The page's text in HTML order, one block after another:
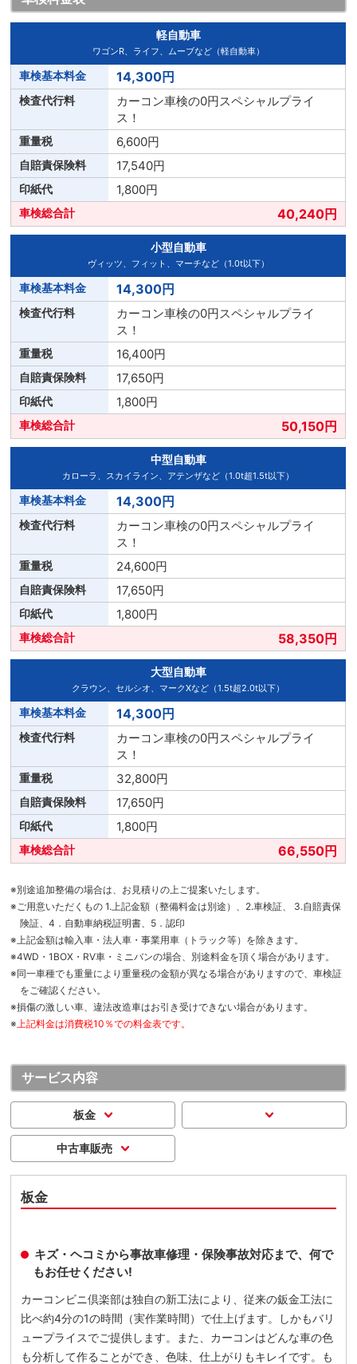
軽自動車
ワゴンR、ライフ、ムーブなど（軽自動車）
14,300円
カーコン車検の0円スペシャルプライ
ス！
6,600円
17,540円
1,800円
40,240円
小型自動車
ヴィッツ、フィット、マーチなど（1.0t以下）
14,300円
カーコン車検の0円スペシャルプライ
ス！
16,400円
17,650円
1,800円
50,150円
中型自動車
カローラ、スカイライン、アテンザなど（1.0t超1.5t以下）
14,300円
カーコン車検の0円スペシャルプライ
ス！
24,600円
17,650円
1,800円
58,350円
大型自動車
クラウン、セルシオ、マークXなど（1.5t超2.0t以下）
14,300円
カーコン車検の0円スペシャルプライ
ス！
32,800円
17,650円
1,800円
66,550円
※別途追加整備の場合は、お見積りの上ご提案いたします。
※ご用意いただくもの 1.上記金額（整備料金は別途）、2.車検証、 3.自賠責保
険証、4．自動車納税証明書、5．認印
※上記金額は輸入車・法人車・事業用車（トラック等）を除きます。
※4WD・1BOX・RV車・ミニバンの場合、別途料金を頂く場合があります。
※同一車種でも重量により重量税の金額が異なる場合がありますので、車検証
をご確認ください。
※損傷の激しい車、違法改造車はお引き受けできない場合があります。
※ 上記料金は消費税10％での料金表です。
サービス内容
板金
中古車販売
板金
キズ・ヘコミから事故車修理・保険事故対応まで、何で
もお任せください!
カーコンビニ倶楽部は独自の新工法により、従来の鈑金工法に
比べ約4分の1の時間（実作業時間）で仕上げます。しかもバリ
ュープライスでご提供します。また、カーコンはどんな車の色
も分析して作ることができ、色味、仕上がりもキレイです。も